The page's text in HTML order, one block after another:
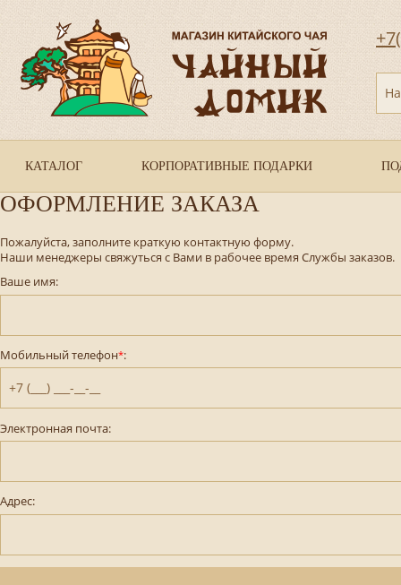
КАТАЛОГ КОРПОРАТИВНЫЕ ПОДАРКИ
ОФОРМЛЕНИЕ ЗАКАЗА
Пожалуйста, заполните краткую контактную форму.
Наши менеджеры свяжуться с Вами в рабочее время Службы заказов.
Ваше имя:
Мобильный телефон*:
+7 (___) ___-__-__
Электронная почта:
Адрес: